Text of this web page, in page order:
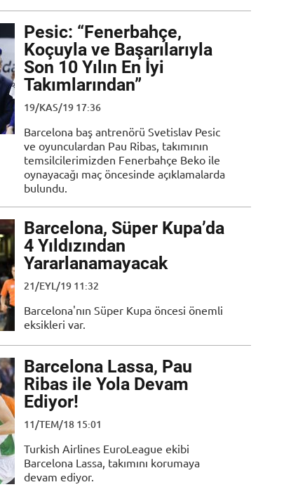
Pesic: “Fenerbahçe,
Koçuyla ve Başarılarıyla
Son 10 Yılın En İyi
Takımlarından”
19/KAS/19 17:36
Barcelona baş antrenörü Svetislav Pesic
ve oyunculardan Pau Ribas, takımının
temsilcilerimizden Fenerbahçe Beko ile
oynayacağı maç öncesinde açıklamalarda
bulundu.
Barcelona, Süper Kupa’da
4 Yıldızından
Yararlanamayacak
21/EYL/19 11:32
Barcelona'nın Süper Kupa öncesi önemli
eksikleri var.
Barcelona Lassa, Pau
Ribas ile Yola Devam
Ediyor!
11/TEM/18 15:01
Turkish Airlines EuroLeague ekibi
Barcelona Lassa, takımını korumaya
devam ediyor.